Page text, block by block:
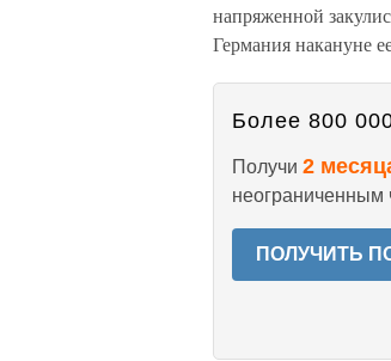
напряженной
Германия накануне
Более 800
Получи 2
неограниченным
ПОЛУЧИТЬ